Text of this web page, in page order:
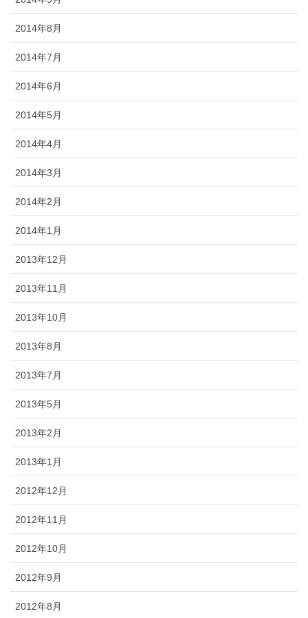
2014年8月
2014年7月
2014年6月
2014年5月
2014年4月
2014年3月
2014年2月
2014年1月
2013年12月
2013年11月
2013年10月
2013年8月
2013年7月
2013年5月
2013年2月
2013年1月
2012年12月
2012年11月
2012年10月
2012年9月
2012年8月